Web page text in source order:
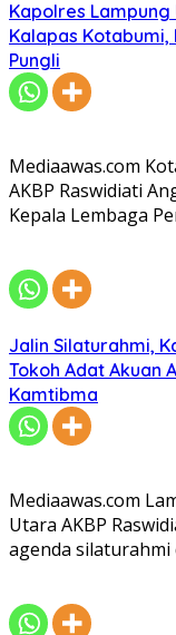
Kapolres
Kalapas
Pungli
Mediaawas.com
AKBP Raswidiati
Kepala Lembaga
Jalin Silaturahmi,
Tokoh Adat Akuan
Kamtibma
Mediaawas.com
Utara AKBP
agenda silaturahmi